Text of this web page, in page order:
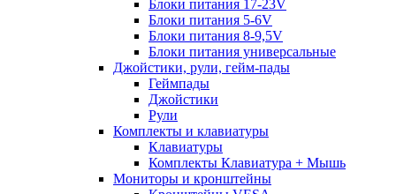
Блоки питания 17-23V
Блоки питания 5-6V
Блоки питания 8-9,5V
Блоки питания универсальные
Джойстики, рули, гейм-пады
Геймпады
Джойстики
Рули
Комплекты и клавиатуры
Клавиатуры
Комплекты Клавиатура + Мышь
Мониторы и кронштейны